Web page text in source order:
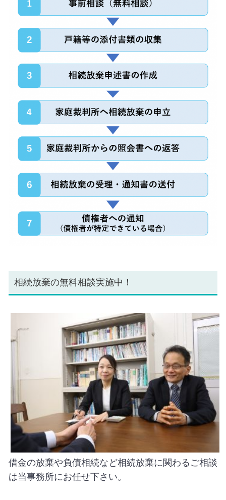
相続放棄の無料相談実施中！
借金の放棄や負債相続など相続放棄に関わるご相談
は当事務所にお任せ下さい。